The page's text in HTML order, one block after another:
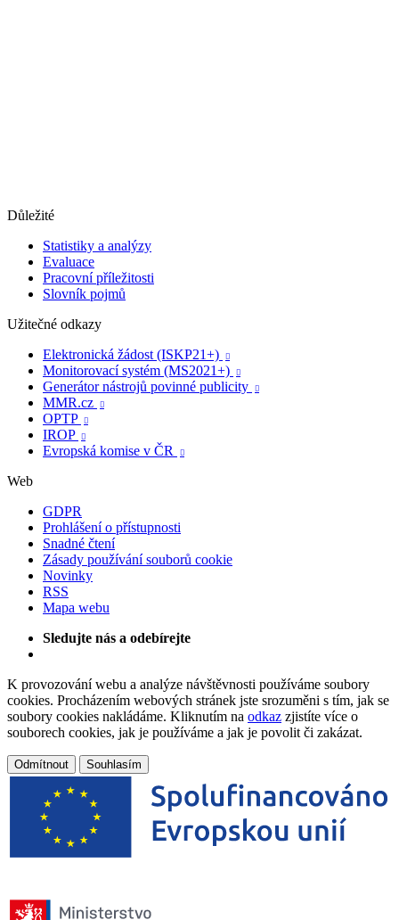
Důležité
Statistiky a analýzy
Evaluace
Pracovní příležitosti
Slovník pojmů
Užitečné odkazy
Elektronická žádost (ISKP21+)

Monitorovací systém (MS2021+) 
Generátor nástrojů povinné publicity 
MMR.cz 
OPTP 
IROP 
Evropská komise v ČR 
Web
GDPR
Prohlášení o přístupnosti
Snadné čtení
Zásady používání souborů cookie
Novinky
RSS
Mapa webu
Sledujte nás a odebírejte
K provozování webu a analýze návštěvnosti používáme soubory
cookies. Procházením webových stránek jste srozuměni s tím, jak se
soubory cookies nakládáme. Kliknutím na odkaz zjistíte více o
souborech cookies, jak je používáme a jak je povolit či zakázat.
Odmítnout Souhlasím